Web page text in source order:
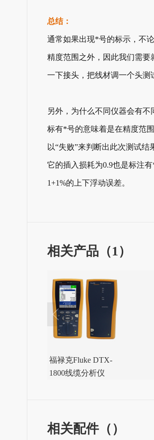
总结：
通常如果出现*号的标示，不
精度范围之外，因此我们需
一下接头，把线材调一个头测
另外，为什么不同仪器会有
标有*号的意味着是在精度范
以“失败”来判断出此次测试
它的插入损耗为0.9也是标注
1+1%的上下浮动误差。
相关产品（1）
福禄克Fluke DTX-
1800线缆分析仪
相关配件（）